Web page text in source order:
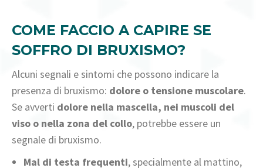
COME FACCIO A CAPIRE SE
SOFFRO DI BRUXISMO?
Alcuni segnali e sintomi che possono indicare la
presenza di bruxismo: dolore o tensione muscolare.
Se avverti dolore nella mascella, nei muscoli del
viso o nella zona del collo, potrebbe essere un
segnale di bruxismo.
Mal di testa frequenti, specialmente al mattino,